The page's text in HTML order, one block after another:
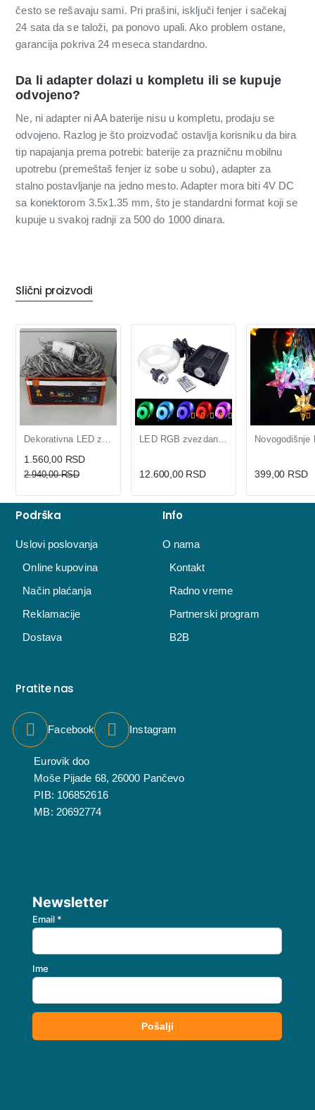
često se rešavaju sami. Pri prašini, isključi fenjer i sačekaj
24 sata da se taloži, pa ponovo upali. Ako problem ostane,
garancija pokriva 24 meseca standardno.
Da li adapter dolazi u kompletu ili se kupuje
odvojeno?
Ne, ni adapter ni AA baterije nisu u kompletu, prodaju se
odvojeno. Razlog je što proizvođač ostavlja korisniku da bira
tip napajanja prema potrebi: baterije za prazničnu mobilnu
upotrebu (premeštaš fenjer iz sobe u sobu), adapter za
stalno postavljanje na jedno mesto. Adapter mora biti 4V DC
sa konektorom 3.5x1.35 mm, što je standardni format koji se
kupuje u svakoj radnji za 500 do 1000 dinara.
Slični proizvodi
NOVO
OUTLET -47%
1.560,00 RSD
2.940,00 RSD
LED RGB zvezdano nebo 45W sa 200 optičkih vlakana i daljinskim
12.600,00 RSD 399,00 RSD
Podrška
Uslovi poslovanja
Online kupovina
Način plaćanja
Reklamacije
Dostava
Info
O nama
Kontakt
Radno vreme
Partnerski program
B2B
Pratite nas
Facebook Instagram
Eurovik doo
Moše Pijade 68, 26000 Pančevo
PIB: 106852616
MB: 20692774